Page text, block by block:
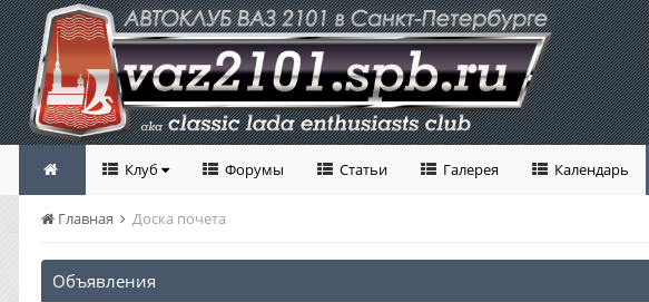
Клуб Форумы Статьи Галерея Календарь
Главная Доска почета
Объявления